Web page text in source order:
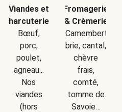
Viandes et
charcuteries
Bœuf,
porc,
poulet,
agneau...
Nos
viandes
(hors
Fromagerie
& Crèmerie
Camembert,
brie, cantal,
chèvre
frais,
comté,
tomme de
Savoie…